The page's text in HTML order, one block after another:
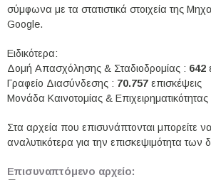
σύμφωνα με τα στατιστικά στοιχεία της
Google.
Ειδικότερα:
Δομή Απασχόλησης & Σταδιοδρομίας : 642
Γραφείο Διασύνδεσης : 70.757 επισκέψεις
Μονάδα Καινοτομίας & Επιχειρηματικότητας
Στα αρχεία που επισυνάπτονται μπορείτε
αναλυτικότερα για την επισκεψιμότητα των
Επισυναπτόμενο αρχείο: